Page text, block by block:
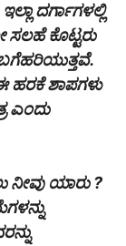
ದರ್ಗಾಗಳಲ್ಲಿ
ಸಲಹೆ ಕೊಟ್ಟರು
ಬಗೆಹರಿಯುತ್ತವೆ.
ಶಾಪಗಳು
ಎಂದು
ನೀವು ಯಾರು ?